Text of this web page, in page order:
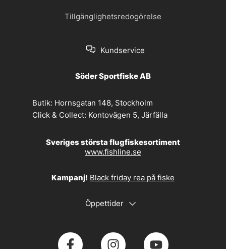
Tillgänglighetsredogörelse
Kundservice
Söder Sportfiske AB
Butik: Hornsgatan 148, Stockholm
Click & Collect: Kontovägen 5, Järfälla
Sveriges största flugfiskesortiment
www.fishline.se
Kampanj! Black friday rea på fiske
Öppettider